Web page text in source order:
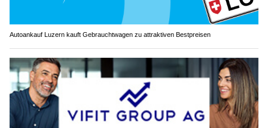
Autoankauf Luzern kauft Gebrauchtwagen zu attraktiven Bestpreisen